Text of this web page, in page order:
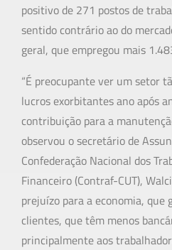
positivo de 271 postos de
sentido contrário ao do
geral, que empregou mais
“É preocupante ver um setor
lucros exorbitantes ano após
contribuição para a
observou o secretário de
Confederação Nacional dos
Financeiro (Contraf-CUT),
prejuízo para a economia, que
clientes, que têm menos
principalmente aos